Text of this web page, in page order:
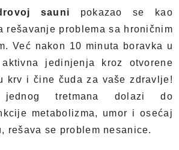
sauni pokazao se kao
rešavanje problema sa hroničnim
Već nakon 10 minuta boravka u
jedinjenja kroz otvorene
krv i čine čuda za vaše zdravlje!
tretmana dolazi do
metabolizma, umor i osećaj
rešava se problem nesanice.